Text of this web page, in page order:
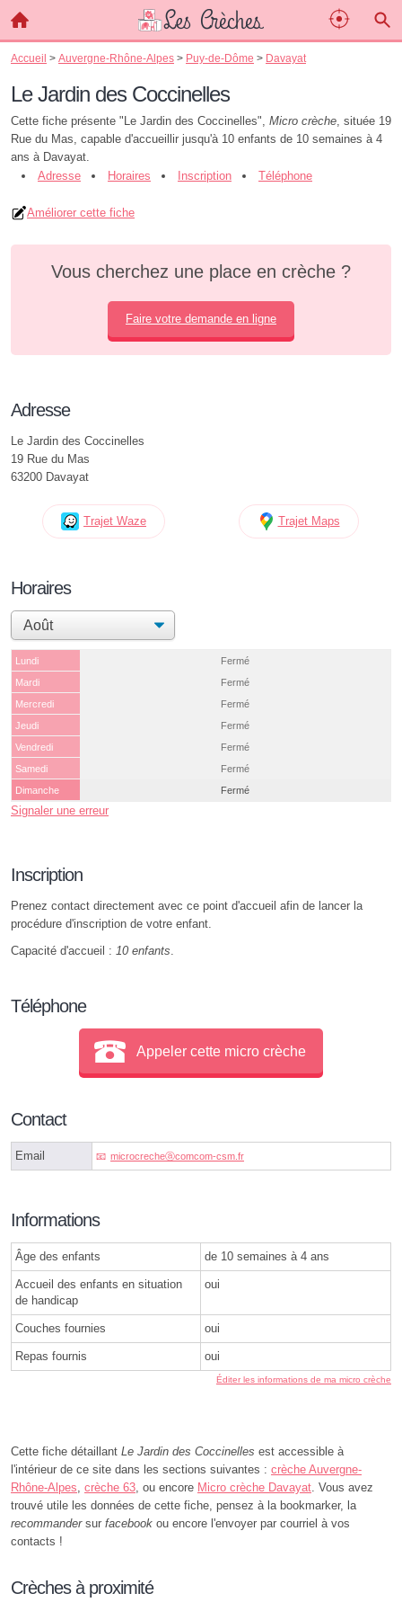
Accueil > Auvergne-Rhône-Alpes > Puy-de-Dôme > Davayat
Le Jardin des Coccinelles
Cette fiche présente "Le Jardin des Coccinelles", Micro crèche, située 19
Rue du Mas, capable d'accueillir jusqu'à 10 enfants de 10 semaines à 4
ans à Davayat.
Adresse
Horaires Inscription Téléphone
Améliorer cette fiche
Vous cherchez une place en crèche ?
Faire votre demande en ligne
Adresse
Le Jardin des Coccinelles
19 Rue du Mas
63200 Davayat
Trajet Waze Trajet Maps
Horaires
Lundi
Fermé
Mardi
Fermé
Mercredi
Fermé
Jeudi
Fermé
Vendredi
Fermé
Samedi
Fermé
Dimanche
Fermé
Signaler une erreur
Inscription
Prenez contact directement avec ce point d'accueil afin de lancer la
procédure d'inscription de votre enfant.
Capacité d'accueil : 10 enfants.
Téléphone
Appeler cette micro crèche
Contact
Email microcrecheⓐcomcom-csm.fr
Informations
Âge des enfants de 10 semaines à 4 ans
Accueil des enfants en situation
de handicap
oui
Couches fournies oui
Repas fournis oui
Éditer les informations de ma micro crèche
Cette fiche détaillant Le Jardin des Coccinelles est accessible à
l'intérieur de ce site dans les sections suivantes : crèche Auvergne-
Rhône-Alpes, crèche 63, ou encore Micro crèche Davayat. Vous avez
trouvé utile les données de cette fiche, pensez à la bookmarker, la
recommandersur facebook ou encore l'envoyer par courriel à vos
contacts !
Crèches à proximité